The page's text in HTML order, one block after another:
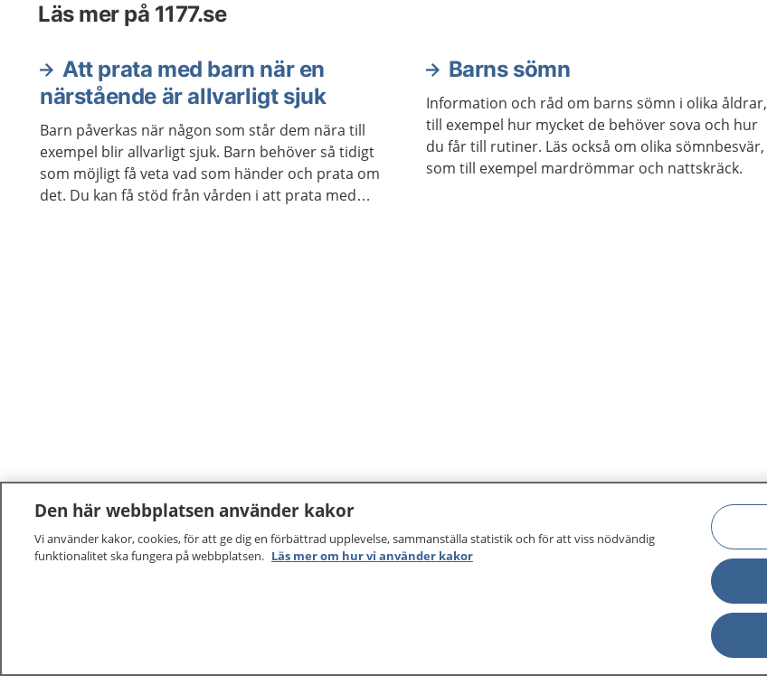
Läs mer på 1177.se
Att prata med barn när en
närstående är allvarligt sjuk
Barn påverkas när någon som står dem nära till
exempel blir allvarligt sjuk. Barn behöver så tidigt
som möjligt få veta vad som händer och prata om
det. Du kan få stöd från vården i att prata med
Barns sömn
Information och råd om barns sömn i olika åldrar,
till exempel hur mycket de behöver sova och hur
du får till rutiner. Läs också om olika sömnbesvär,
som till exempel mardrömmar och nattskräck.
vilka mottagningar du kan kontakta. Logga in för att läsa din journal
Other languages
Den här webbplatsen använder kakor
Vi använder kakor, cookies, för att ge dig en förbättrad upplevelse, sammanställa statistik och för att viss nödvändig
funktionalitet ska fungera på webbplatsen. Läs mer om hur vi använder kakor